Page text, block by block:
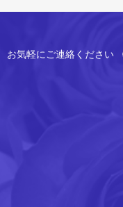
お気軽にご連絡ください